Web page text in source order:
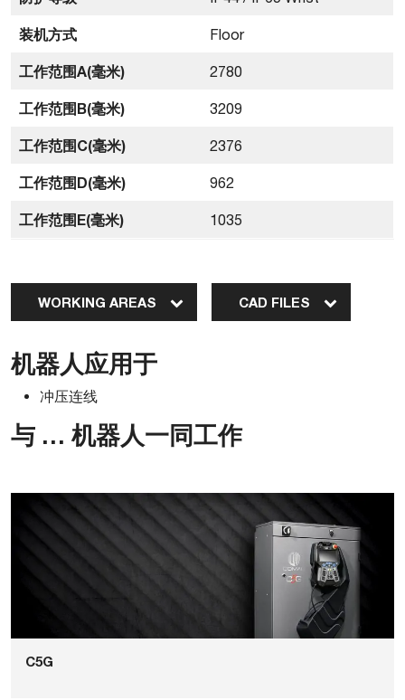
装机方式 Floor
工作范围A(毫米) 2780
工作范围B(毫米) 3209
工作范围C(毫米) 2376
工作范围D(毫米) 962
工作范围E(毫米) 1035
WORKING AREAS CAD FILES
机器人应用于
冲压连线
与 … 机器人一同工作
C5G